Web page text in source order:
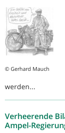
© Gerhard Mauch
werden...
Verheerende
Ampel-